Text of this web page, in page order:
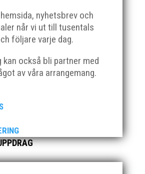
nyhetsbrev och
når vi ut till tusentals
följare varje dag.
också bli partner med
av våra arrangemang.
så var vi ett helt gäng löpare
som sprang det mysiga
varv runt Pildammsparken (2,7 km
med tidtagning på de fem